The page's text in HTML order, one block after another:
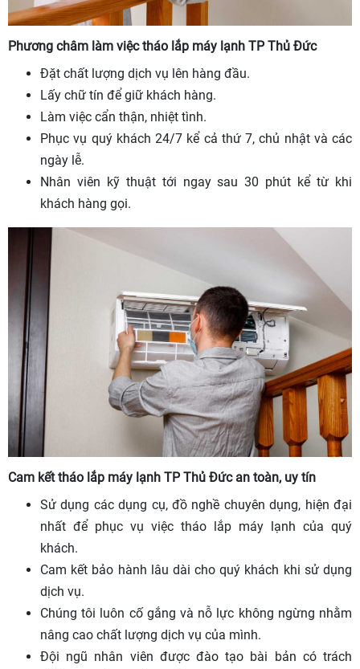
Phương châm làm việc tháo lắp máy lạnh TP Thủ Đức
Đặt chất lượng dịch vụ lên hàng đầu.
Lấy chữ tín để giữ khách hàng.
Làm việc cẩn thận, nhiệt tình.
Phục vụ quý khách 24/7 kể cả thứ 7, chủ nhật và các
ngày lễ.
Nhân viên kỹ thuật tới ngay sau 30 phút kể từ khi
khách hàng gọi.
Cam kết tháo lắp máy lạnh TP Thủ Đức an toàn, uy tín
Sử dụng các dụng cụ, đồ nghề chuyên dụng, hiện đại
nhất để phục vụ việc tháo lắp máy lạnh của quý
khách.
Cam kết bảo hành lâu dài cho quý khách khi sử dụng
dịch vụ.
Chúng tôi luôn cố gắng và nỗ lực không ngừng nhằm
nâng cao chất lượng dịch vụ của mình.
Đội ngũ nhân viên được đào tạo bài bản có trách